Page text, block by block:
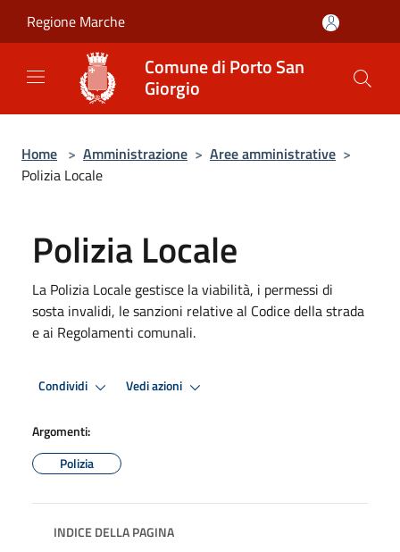
Regione Marche
Comune di Porto San
Giorgio
Home > Amministrazione > Aree amministrative >
Polizia Locale
Polizia Locale
La Polizia Locale gestisce la viabilità, i permessi di
sosta invalidi, le sanzioni relative al Codice della strada
e ai Regolamenti comunali.
Condividi Vedi azioni
Argomenti:
Polizia
INDICE DELLA PAGINA